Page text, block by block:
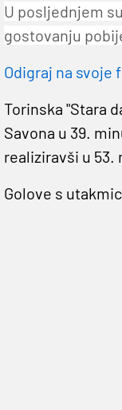
U posljednjem
gostovanju
Odigraj na svoje
Torinska "Stara
Savona u 39.
realiziravši u 53.
Golove s